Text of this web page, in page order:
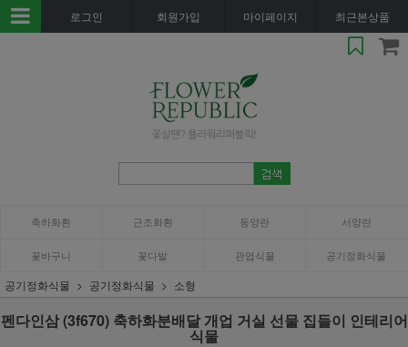
로그인 회원가입 마이페이지 최근본상품
축하화환 근조화환 동양란 서양란
꽃바구니 꽃다발 관엽식물 공기정화식물
공기정화식물 공기정화식물 소형
펜다인삼 (3f670) 축하화분배달 개업 거실 선물 집들이 인테리어
식물